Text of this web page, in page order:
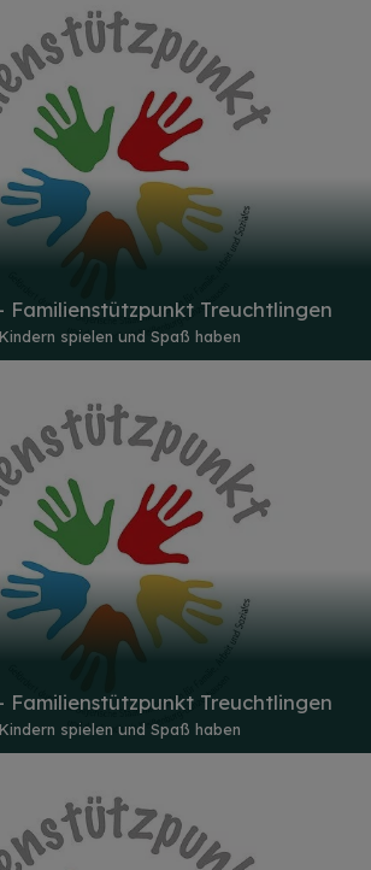
Familienstützpunkt Treuchtlingen
spielen und Spaß haben
Familienstützpunkt Treuchtlingen
spielen und Spaß haben